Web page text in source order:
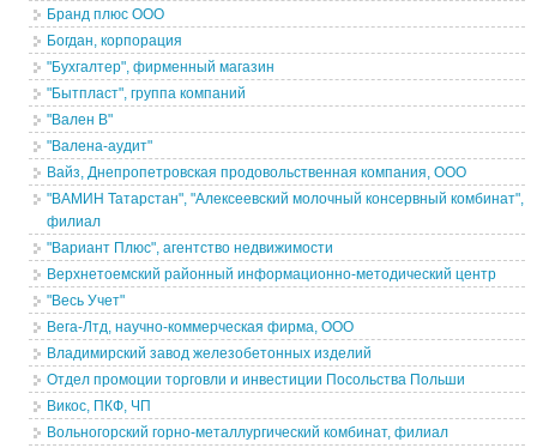
Бранд плюс ООО
Богдан, корпорация
"Бухгалтер", фирменный магазин
"Бытпласт", группа компаний
"Вален В"
"Валена-аудит"
Вайз, Днепропетровская продовольственная компания, ООО
"ВАМИН Татарстан", "Алексеевский молочный консервный комбинат",
филиал
"Вариант Плюс", агентство недвижимости
Верхнетоемский районный информационно-методический центр
"Весь Учет"
Вега-Лтд, научно-коммерческая фирма, ООО
Владимирский завод железобетонных изделий
Отдел промоции торговли и инвестиции Посольства Польши
Викос, ПКФ, ЧП
Вольногорский горно-металлургический комбинат, филиал